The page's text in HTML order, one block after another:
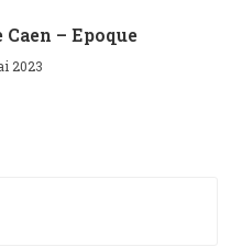
– Epoque
2023